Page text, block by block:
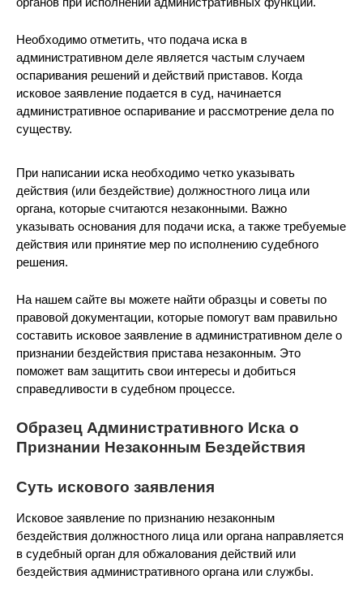
Необходимо отметить, что подача иска в
административном деле является частым случаем
оспаривания решений и действий приставов. Когда
исковое заявление подается в суд, начинается
административное оспаривание и рассмотрение дела по
существу.
При написании иска необходимо четко указывать
действия (или бездействие) должностного лица или
органа, которые считаются незаконными. Важно
указывать основания для подачи иска, а также требуемые
действия или принятие мер по исполнению судебного
решения.
На нашем сайте вы можете найти образцы и советы по
правовой документации, которые помогут вам правильно
составить исковое заявление в административном деле о
признании бездействия пристава незаконным. Это
поможет вам защитить свои интересы и добиться
справедливости в судебном процессе.
Образец Административного Иска о
Признании Незаконным Бездействия
Суть искового заявления
Исковое заявление по признанию незаконным
бездействия должностного лица или органа направляется
в судебный орган для обжалования действий или
бездействия административного органа или службы.